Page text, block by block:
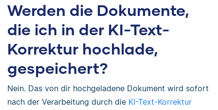
Werden die Dokumente,
die ich in der KI-Text-
Korrektur hochlade,
gespeichert?
Nein. Das von dir hochgeladene Dokument wird sofort
nach der Verarbeitung durch die KI-Text-Korrektur